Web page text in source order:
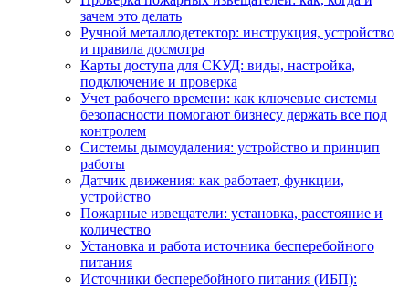
зачем это делать
Ручной металлодетектор: инструкция, устройство
и правила досмотра
Карты доступа для СКУД: виды, настройка,
подключение и проверка
Учет рабочего времени: как ключевые системы
безопасности помогают бизнесу держать все под
контролем
Системы дымоудаления: устройство и принцип
работы
Датчик движения: как работает, функции,
устройство
Пожарные извещатели: установка, расстояние и
количество
Установка и работа источника бесперебойного
питания
Источники бесперебойного питания (ИБП):